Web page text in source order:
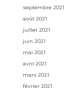
septembre 2021
août 2021
juillet 2021
juin 2021
mai 2021
avril 2021
mars 2021
février 2021